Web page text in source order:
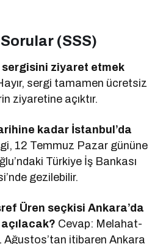
(SSS)
sergisini ziyaret etmek
sergi tamamen ücretsiz
ziyaretine açıktır.
kadar İstanbul’da
12 Temmuz Pazar gününe
Türkiye İş Bankası
gezilebilir.
Üren seçkisi Ankara’da
Cevap: Melahat-
Ağustos’tan itibaren Ankara